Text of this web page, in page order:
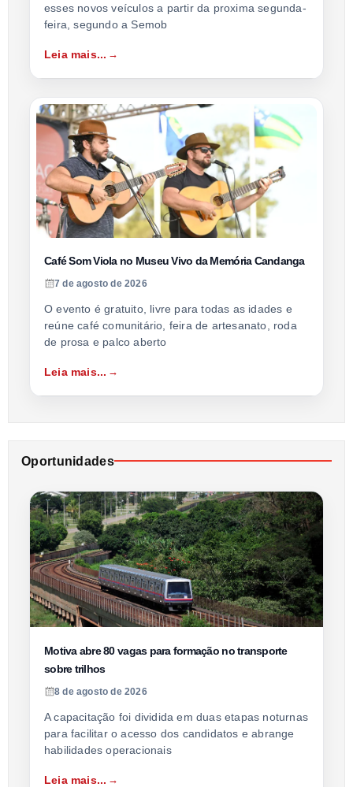
esses novos veículos a partir da proxima segunda-
feira, segundo a Semob
Leia mais...
Café Som Viola no Museu Vivo da Memória Candanga
7 de agosto de 2026
O evento é gratuito, livre para todas as idades e
reúne café comunitário, feira de artesanato, roda
de prosa e palco aberto
Leia mais...
Oportunidades
Motiva abre 80 vagas para formação no transporte
sobre trilhos
8 de agosto de 2026
A capacitação foi dividida em duas etapas noturnas
para facilitar o acesso dos candidatos e abrange
habilidades operacionais
Leia mais...